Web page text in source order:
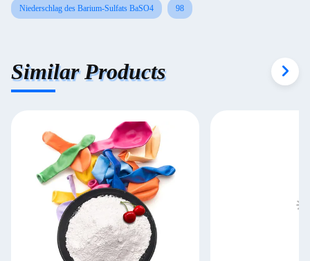
Niederschlag des Barium-Sulfats BaSO4 98
Similar Products